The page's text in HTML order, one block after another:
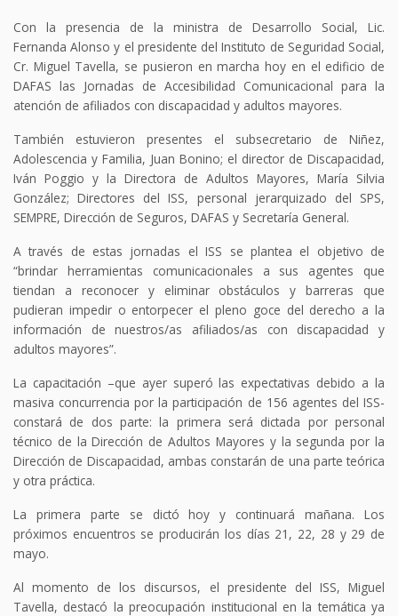
Con la presencia de la ministra de Desarrollo Social, Lic.
Fernanda Alonso y el presidente del Instituto de Seguridad Social,
Cr. Miguel Tavella, se pusieron en marcha hoy en el edificio de
DAFAS las Jornadas de Accesibilidad Comunicacional para la
atención de afiliados con discapacidad y adultos mayores.
También estuvieron presentes el subsecretario de Niñez,
Adolescencia y Familia, Juan Bonino; el director de Discapacidad,
Iván Poggio y la Directora de Adultos Mayores, María Silvia
González; Directores del ISS, personal jerarquizado del SPS,
SEMPRE, Dirección de Seguros, DAFAS y Secretaría General.
A través de estas jornadas el ISS se plantea el objetivo de
“brindar herramientas comunicacionales a sus agentes que
tiendan a reconocer y eliminar obstáculos y barreras que
pudieran impedir o entorpecer el pleno goce del derecho a la
información de nuestros/as afiliados/as con discapacidad y
adultos mayores”.
La capacitación –que ayer superó las expectativas debido a la
masiva concurrencia por la participación de 156 agentes del ISS-
constará de dos parte: la primera será dictada por personal
técnico de la Dirección de Adultos Mayores y la segunda por la
Dirección de Discapacidad, ambas constarán de una parte teórica
y otra práctica.
La primera parte se dictó hoy y continuará mañana. Los
próximos encuentros se producirán los días 21, 22, 28 y 29 de
mayo.
Al momento de los discursos, el presidente del ISS, Miguel
Tavella, destacó la preocupación institucional en la temática ya